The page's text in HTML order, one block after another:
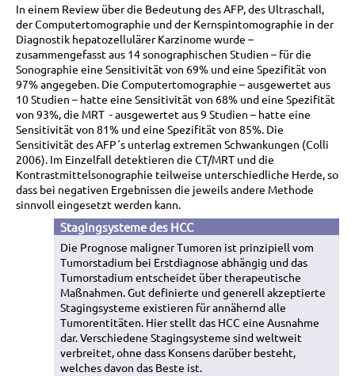
In einem Review über die Bedeutung des AFP, des Ultraschall,
der Computertomographie und der Kernspintomographie in der
Diagnostik hepatozellulärer Karzinome wurde –
zusammengefasst aus 14 sonographischen Studien – für die
Sonographie eine Sensitivität von 69% und eine Spezifität von
97% angegeben. Die Computertomographie – ausgewertet aus
10 Studien – hatte eine Sensitivität von 68% und eine Spezifität
von 93%, die MRT - ausgewertet aus 9 Studien – hatte eine
Sensitivität von 81% und eine Spezifität von 85%. Die
Sensitivität des AFP´s unterlag extremen Schwankungen (Colli
2006). Im Einzelfall detektieren die CT/MRT und die
Kontrastmittelsonographie teilweise unterschiedliche Herde, so
dass bei negativen Ergebnissen die jeweils andere Methode
sinnvoll eingesetzt werden kann.
Stagingsysteme des HCC
Die Prognose maligner Tumoren ist prinzipiell vom
Tumorstadium bei Erstdiagnose abhängig und das
Tumorstadium entscheidet über therapeutische
Maßnahmen. Gut definierte und generell akzeptierte
Stagingsysteme existieren für annähernd alle
Tumorentitäten. Hier stellt das HCC eine Ausnahme
dar. Verschiedene Stagingsysteme sind weltweit
verbreitet, ohne dass Konsens darüber besteht,
welches davon das Beste ist.